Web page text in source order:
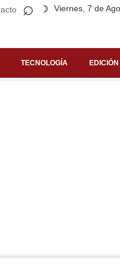
Viernes, 7 de
⌕ ☽
TECNOLOGÍA